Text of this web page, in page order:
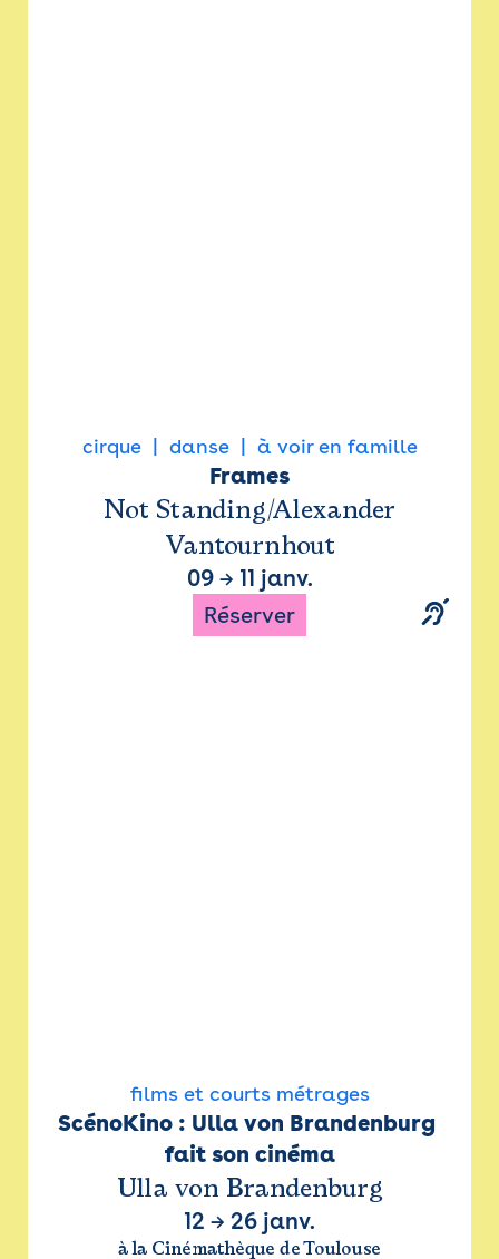
cirque danse à voir en famille
Frames
Not Standing/Alexander
Vantournhout
09→ 11 janv.
Réserver
films et courts métrages
ScénoKino : Ulla von Brandenburg
fait son cinéma
Ulla von Brandenburg
12 → 26 janv.
à la Cinémathèque de Toulouse